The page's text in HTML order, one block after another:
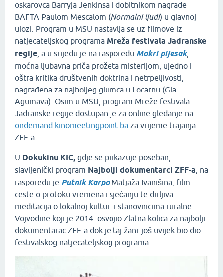
oskarovca Barryja Jenkinsa i dobitnikom nagrade
BAFTA Paulom Mescalom (Normalni ljudi) u glavnoj
ulozi. Program u MSU nastavlja se uz filmove iz
natjecateljskog programa Mreža festivala Jadranske
regije , a u srijedu je na rasporedu Mokri pijesak,
moćna ljubavna priča prožeta misterijom, ujedno i
oštra kritika društvenih doktrina i netrpeljivosti,
nagrađena za najboljeg glumca u Locarnu (Gia
Agumava). Osim u MSU, program Mreže festivala
Jadranske regije dostupan je za online gledanje na
ondemand.kinomeetingpoint.ba za vrijeme trajanja
ZFF-a.
U Dokukinu KIC, gdje se prikazuje poseban,
slavljenički program Najbolji dokumentarci ZFF-a , na
rasporedu je Putnik Karpo Matjaža Ivanišina, film
ceste o protoku vremena i sjećanju te dirljiva
meditacija o lokalnoj kulturi i stanovnicima ruralne
Vojvodine koji je 2014. osvojio Zlatna kolica za najbolji
dokumentarac ZFF-a dok je taj žanr još uvijek bio dio
festivalskog natjecateljskog programa.